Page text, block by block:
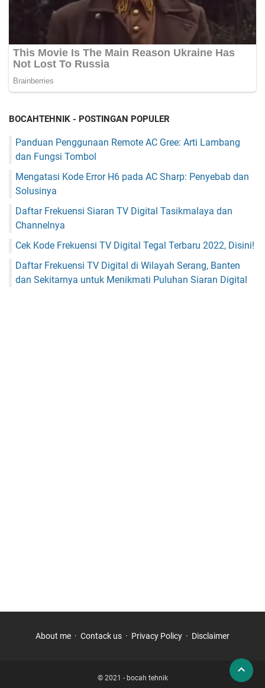
BOCAHTEHNIK - POSTINGAN POPULER
Panduan Penggunaan Remote AC Gree: Arti Lambang
dan Fungsi Tombol
Mengatasi Kode Error H6 pada AC Sharp: Penyebab dan
Solusinya
Daftar Frekuensi Siaran TV Digital Tasikmalaya dan
Channelnya
Cek Kode Frekuensi TV Digital Tegal Terbaru 2022, Disini!
Daftar Frekuensi TV Digital di Wilayah Serang, Banten
dan Sekitarnya untuk Menikmati Puluhan Siaran Digital
About me Contack us Privacy Policy Disclaimer
© 2021 - bocah tehnik